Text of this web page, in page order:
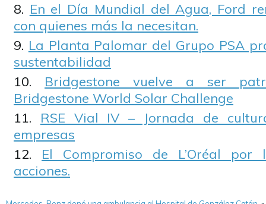
En el Día Mundial del Agua, Ford
con quienes más la necesitan.
La Planta Palomar del Grupo PSA
sustentabilidad
Bridgestone vuelve a ser
Bridgestone World Solar Challenge
RSE Vial IV – Jornada de
empresas
El Compromiso de L’Oréal por
acciones.